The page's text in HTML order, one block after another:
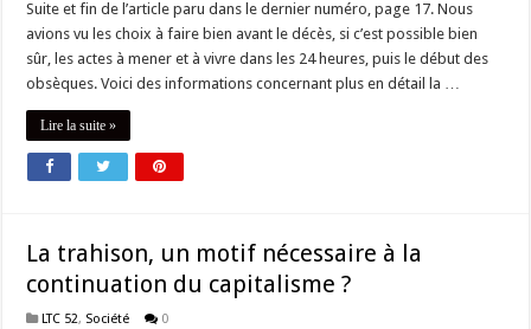
Suite et fin de l’article paru dans le dernier numéro, page 17. Nous
avions vu les choix à faire bien avant le décès, si c’est possible bien
sûr, les actes à mener et à vivre dans les 24 heures, puis le début des
obsèques. Voici des informations concernant plus en détail la …
Lire la suite »
La trahison, un motif nécessaire à la
continuation du capitalisme ?
LTC 52, Société 0